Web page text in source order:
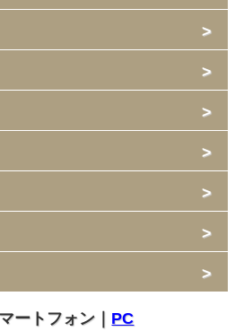
ートフォン｜ PC